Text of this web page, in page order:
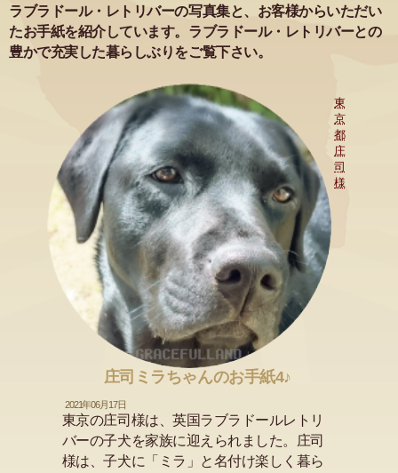
ラブラドール・レトリバーの写真集と、お客様からいただい
たお手紙を紹介しています。ラブラドール・レトリバーとの
豊かで充実した暮らしぶりをご覧下さい。
東
京
都
庄
司
様
庄司ミラちゃんのお手紙4♪
2021年06月17日
東京の庄司様は、英国ラブラドールレトリ
バーの子犬を家族に迎えられました。庄司
様は、子犬に「ミラ」と名付け楽しく暮ら